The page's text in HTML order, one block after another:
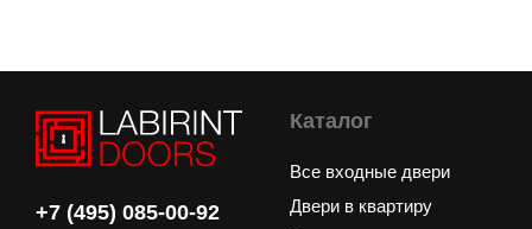
+7 (495) 085-00-92
Каталог
Все входные двери
Двери в квартиру